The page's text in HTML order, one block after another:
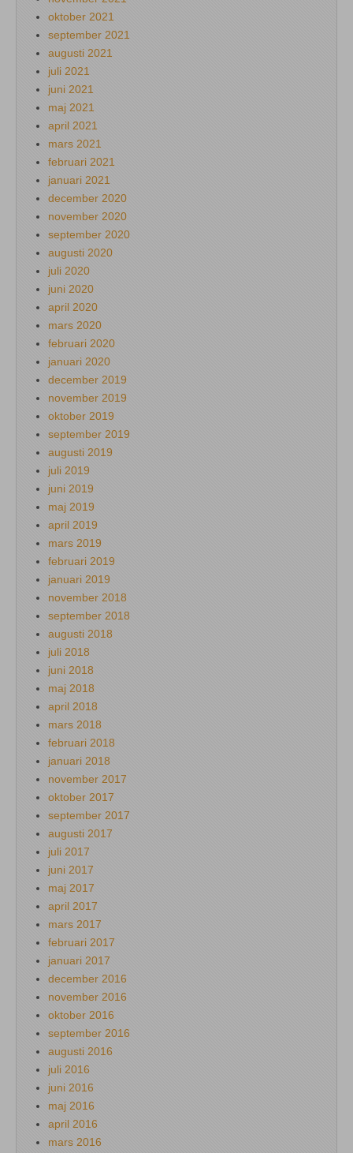
oktober 2021
september 2021
augusti 2021
juli 2021
juni 2021
maj 2021
april 2021
mars 2021
februari 2021
januari 2021
december 2020
november 2020
september 2020
augusti 2020
juli 2020
juni 2020
april 2020
mars 2020
februari 2020
januari 2020
december 2019
november 2019
oktober 2019
september 2019
augusti 2019
juli 2019
juni 2019
maj 2019
april 2019
mars 2019
februari 2019
januari 2019
november 2018
september 2018
augusti 2018
juli 2018
juni 2018
maj 2018
april 2018
mars 2018
februari 2018
januari 2018
november 2017
oktober 2017
september 2017
augusti 2017
juli 2017
juni 2017
maj 2017
april 2017
mars 2017
februari 2017
januari 2017
december 2016
november 2016
oktober 2016
september 2016
augusti 2016
juli 2016
juni 2016
maj 2016
april 2016
mars 2016